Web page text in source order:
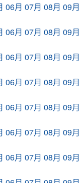
06月 07月 08月 09月
06月 07月 08月 09月
06月 07月 08月 09月
06月 07月 08月 09月
06月 07月 08月 09月
06月 07月 08月 09月
06月 07月 08月 09月